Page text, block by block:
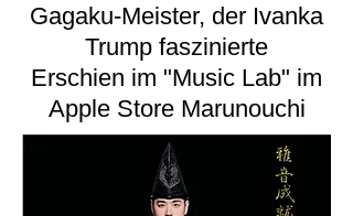
Gagaku-Meister, der Ivanka
Trump faszinierte
Erschien im "Music Lab" im
Apple Store Marunouchi